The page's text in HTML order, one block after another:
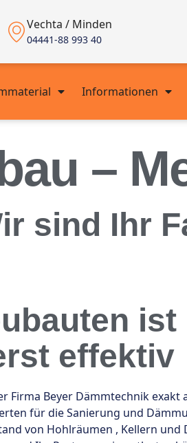
Vechta / Minden
04441-88 993 40
Informationen
–
sind Ihr
ist
effektiv
Firma Beyer Dämmtechnik exakt
für die Sanierung und
von Hohlräumen , Kellern und